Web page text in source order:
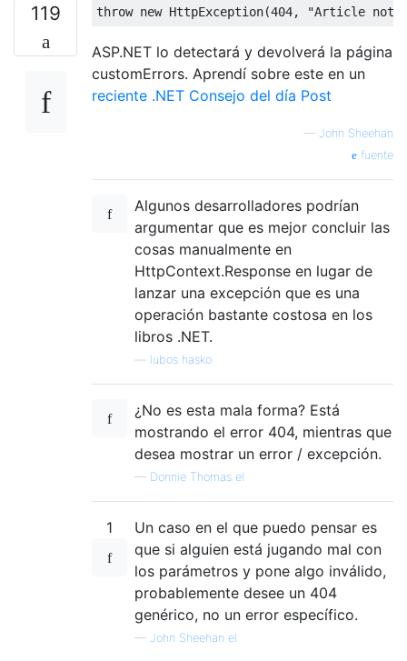
119 throw new HttpException(404, "Article not
ASP.NET lo detectará y devolverá la página
customErrors. Aprendí sobre este en un
reciente .NET Consejo del día Post
— John Sheehan
fuente
Algunos desarrolladores podrían
argumentar que es mejor concluir las
cosas manualmente en
HttpContext.Response en lugar de
lanzar una excepción que es una
operación bastante costosa en los
libros .NET.
lubos hasko
¿No es esta mala forma? Está
mostrando el error 404, mientras que
desea mostrar un error / excepción.
— Donnie Thomas el
1
Un caso en el que puedo pensar es
que si alguien está jugando mal con
los parámetros y pone algo inválido,
probablemente desee un 404
genérico, no un error específico.
— John Sheehan el